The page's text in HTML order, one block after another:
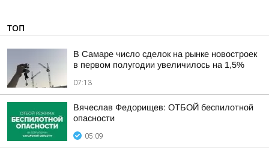
ТОП
В Самаре число сделок на рынке новостроек
в первом полугодии увеличилось на 1,5%
07:13
Вячеслав Федорищев: ОТБОЙ беспилотной
опасности
05:09